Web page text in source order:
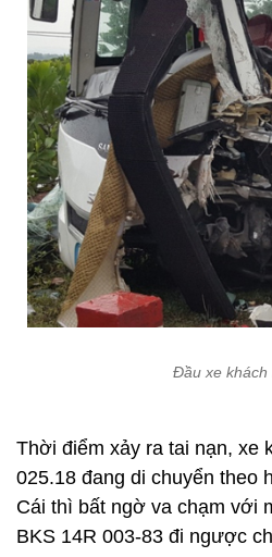
Đầu xe
Thời điểm xảy ra tai nạn, xe
025.18 đang di chuyển theo
Cái thì bất ngờ va chạm với
BKS 14R 003-83 đi ngược